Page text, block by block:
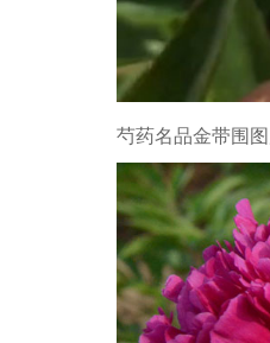
芍药名品金带围